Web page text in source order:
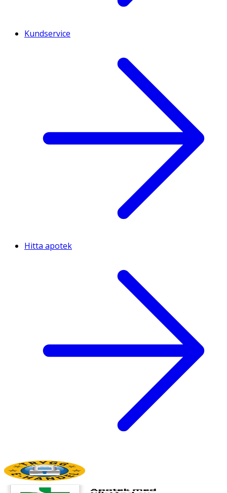
Kundservice
Hitta apotek